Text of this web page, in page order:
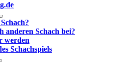
anderen Schach bei?
werden
Schachspiels